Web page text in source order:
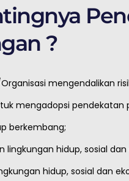
?
mengendalikan
mengadopsi
berkembang;
lingkungan hidup, sosial
hidup, sosial dan